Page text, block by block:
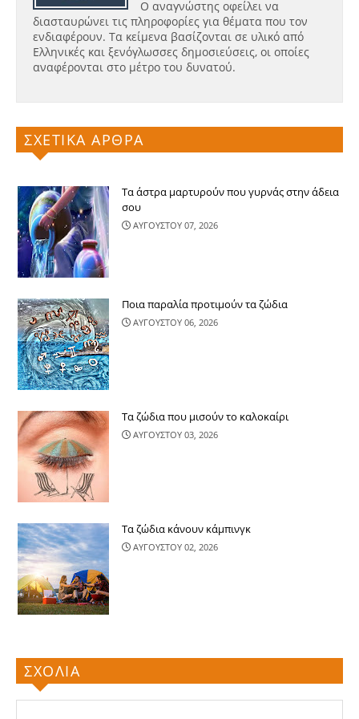
Ο αναγνώστης οφείλει να
διασταυρώνει τις πληροφορίες για θέματα που τον
ενδιαφέρουν. Τα κείμενα βασίζονται σε υλικό από
Ελληνικές και ξενόγλωσσες δημοσιεύσεις, οι οποίες
αναφέρονται στο μέτρο του δυνατού.
ΣΧΕΤΙΚΑ ΑΡΘΡΑ
Τα άστρα μαρτυρούν που γυρνάς στην άδεια
σου
ΑΥΓΟΥΣΤΟΥ 07, 2026
Ποια παραλία προτιμούν τα ζώδια
ΑΥΓΟΥΣΤΟΥ 06, 2026
Τα ζώδια που μισούν το καλοκαίρι
ΑΥΓΟΥΣΤΟΥ 03, 2026
Τα ζώδια κάνουν κάμπινγκ
ΑΥΓΟΥΣΤΟΥ 02, 2026
ΣΧΟΛΙΑ